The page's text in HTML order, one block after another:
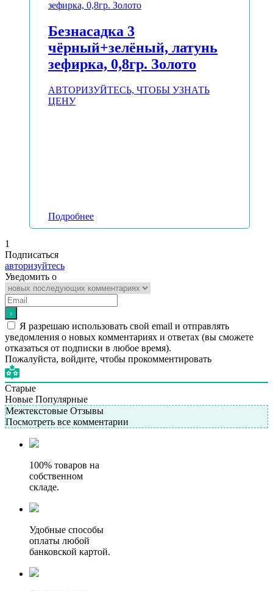
Безнасадка 3
чёрный+зелёный, латунь
зефирка, 0,8гр. Золото
АВТОРИЗУЙТЕСЬ, ЧТОБЫ УЗНАТЬ
ЦЕНУ
Подробнее
1
Подписаться
авторизуйтесь
Уведомить о
Я разрешаю использовать свой email и отправлять
уведомления о новых комментариях и ответах (вы cможете
отказаться от подписки в любое время).
Пожалуйста, войдите, чтобы прокомментировать
Старые
Новые Популярные
Межтекстовые Отзывы
Посмотреть все комментарии
100% товаров на
собственном
складе.
Удобные способы
оплаты любой
банковской картой.